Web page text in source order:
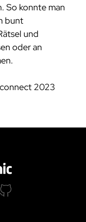
So konnte man
bunt
und
oder an
2023